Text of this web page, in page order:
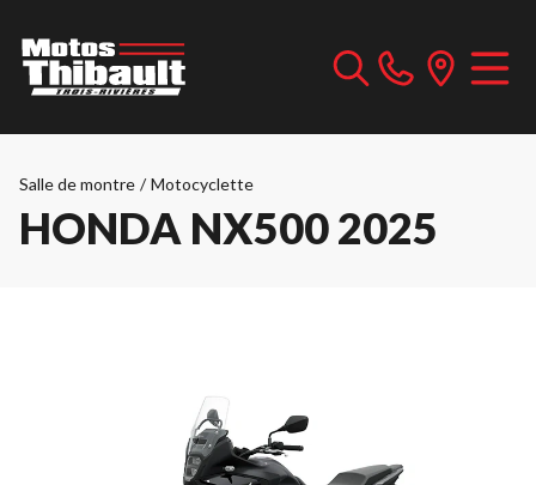
Salle de montre / Motocyclette
HONDA NX500 2025